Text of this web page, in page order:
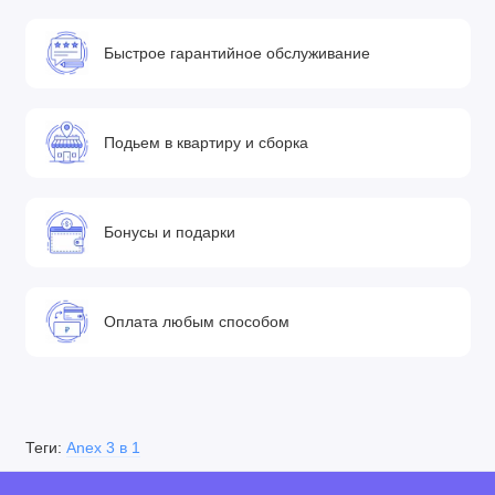
колесах с двухпозиционной регулировкой жесткости
смягчает тряску на неровных участках дороги.
родителей.
• Предусмотрена большая корзина для продуктов закрытого
вещей.
• Встроенная ручка для переноски или перевозки рамы.
• Компактные алюминиевые шасси
• Ненадувные колеса
• Автокресло группы 0+
Быстрое гарантийное обслуживание
Подьем в квартиру и сборка
Бонусы и подарки
Оплата любым способом
Теги: Anex 3 в 1